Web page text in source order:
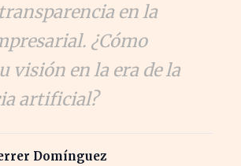
en la
¿Cómo
visión en la era de la
artificial?
Domínguez